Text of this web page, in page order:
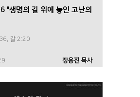
"생명의 길 위에 놓인 고난의
갈 2:20
장용진 목사